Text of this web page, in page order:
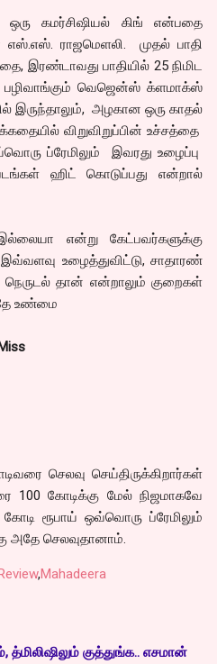
கமர்சிஷியல் கிங் என்பதை
எஸ்.எஸ். ராஜமெளலி. முதல் பாதி
இரண்டாவது பாதியில் 25 நிமிட
பழிவாங்கும் வெஜென்ஸ் க்ளமாக்ஸ்
இருந்தாலும், அழகான ஒரு காதல்
விறுவிறுப்பின் உச்சத்தை
ப்ரேமிலும் இவரது உழைப்பு
ஹிட் கொடுப்பது என்றால்
என்று கேட்பவர்களுக்கு
உழைத்துவிட்டு, சாதாரண்
தான் என்றாலும் குறைகள்
உண்மை
செலவு செய்திருக்கிறார்கள்
100 கோடிக்கு மேல் நிஜமாகவே
ரூபாய் ஒவ்வொரு ப்ரேமிலும்
அதே செலவுதானாம்.
,Mahadeera
குத்துங்க.. எசமான்